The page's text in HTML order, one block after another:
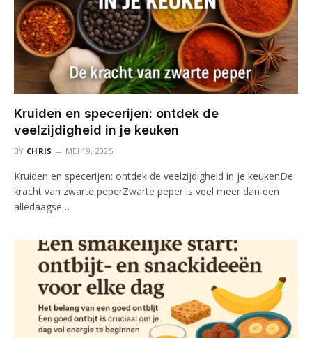
Kruiden en specerijen: ontdek de
veelzijdigheid in je keuken
BY CHRIS MEI 19, 2025
Kruiden en specerijen: ontdek de veelzijdigheid in je keukenDe
kracht van zwarte peperZwarte peper is veel meer dan een
alledaagse…